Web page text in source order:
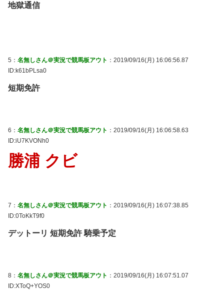
地獄通信
5： 名無しさん＠実況で競馬板アウト ：2019/09/16(月) 16:06:56.87
ID:k61bPLsa0
短期免許
6： 名無しさん＠実況で競馬板アウト ：2019/09/16(月) 16:06:58.63
ID:iU7KVONh0
勝浦 クビ
7： 名無しさん＠実況で競馬板アウト ：2019/09/16(月) 16:07:38.85
ID:0ToKkT9f0
デットーリ 短期免許 騎乗予定
8： 名無しさん＠実況で競馬板アウト ：2019/09/16(月) 16:07:51.07
ID:XToQ+YOS0